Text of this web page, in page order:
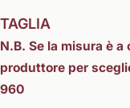
TAGLIA
N.B. Se la misura è
produttore per
960